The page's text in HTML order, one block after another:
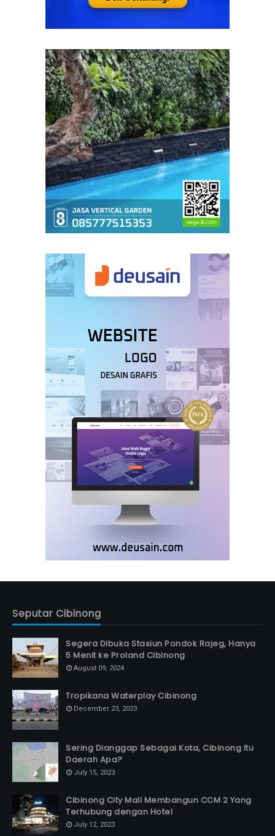
Seputar Cibinong
Segera Dibuka Stasiun Pondok Rajeg, Hanya
5 Menit ke Proland Cibinong
August 09, 2024
Tropikana Waterplay Cibinong
December 23, 2023
Sering Dianggap Sebagai Kota, Cibinong Itu
Daerah Apa?
July 15, 2023
Cibinong City Mall Membangun CCM 2 Yang
Terhubung dengan Hotel
July 12, 2023